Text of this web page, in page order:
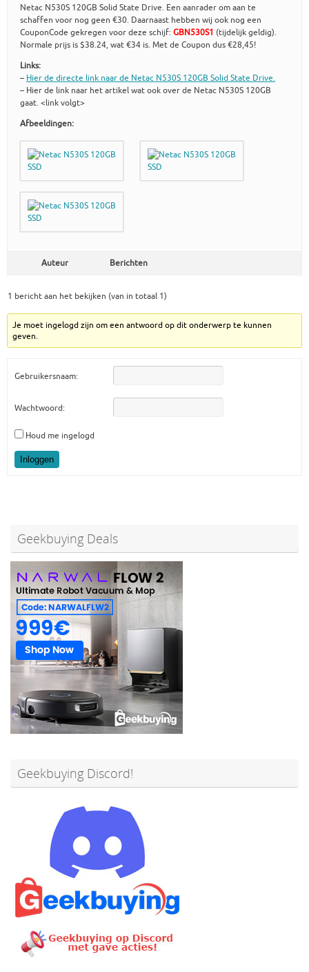
Netac N530S 120GB Solid State Drive. Een aanrader om aan te
schaffen voor nog geen €30. Daarnaast hebben wij ook nog een
CouponCode gekregen voor deze schijf: GBN530S1 (tijdelijk geldig).
Normale prijs is $38.24, wat €34 is. Met de Coupon dus €28,45!
Links:
– Hier de directe link naar de Netac N530S 120GB Solid State Drive.
– Hier de link naar het artikel wat ook over de Netac N530S 120GB
gaat. <link volgt>
Afbeeldingen:
Auteur Berichten
1 bericht aan het bekijken (van in totaal 1)
Je moet ingelogd zijn om een antwoord op dit onderwerp te kunnen
geven.
Gebruikersnaam:
Wachtwoord:
Houd me ingelogd
Inloggen
Geekbuying Deals
Geekbuying Discord!